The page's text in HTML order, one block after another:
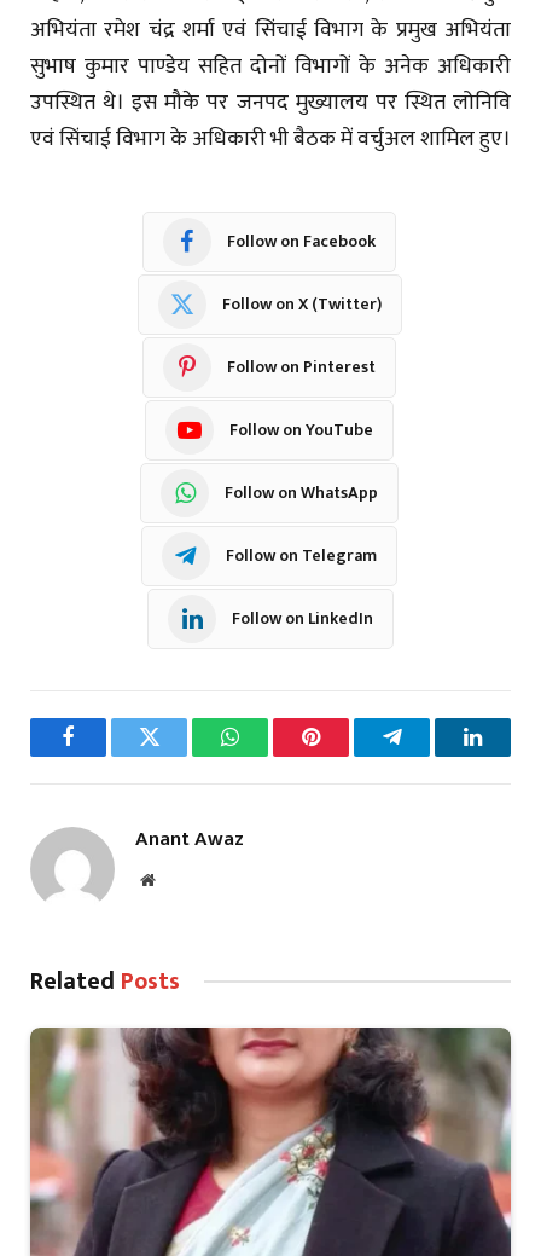
अभियंता रमेश चंद्र शर्मा एवं सिंचाई विभाग के प्रमुख अभियंता
सुभाष कुमार पाण्डेय सहित दोनों विभागों के अनेक अधिकारी
उपस्थित थे। इस मौके पर जनपद मुख्यालय पर स्थित लोनिवि
एवं सिंचाई विभाग के अधिकारी भी बैठक में वर्चुअल शामिल हुए।
Follow on Facebook
Follow on X (Twitter)
Follow on Pinterest
Follow on YouTube
Follow on WhatsApp
Follow on Telegram
Follow on LinkedIn
FacebookTwitter WhatsAppPinterest Telegram
Anant Awaz
Website
Related Posts